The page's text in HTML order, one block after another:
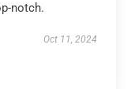
notch.
Oct 11, 2024